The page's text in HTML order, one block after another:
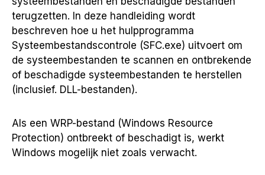
terugzetten. In deze handleiding wordt
beschreven hoe u het hulpprogramma
Systeembestandscontrole (SFC.exe) uitvoert om
de systeembestanden te scannen en ontbrekende
of beschadigde systeembestanden te herstellen
(inclusief. DLL-bestanden).
Als een WRP-bestand (Windows Resource
Protection) ontbreekt of beschadigt is, werkt
Windows mogelijk niet zoals verwacht.